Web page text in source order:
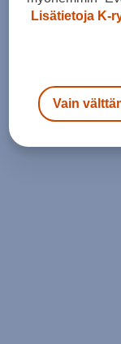
Lisätietoja K-
Vain